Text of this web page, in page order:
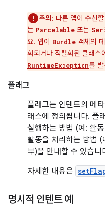
주의 : 다른 앱이 수신
는 Parcelable 또는
요. 앱이 Bundle 객체의
화되거나 직렬화된 클래스
RuntimeException를 발
플래그
플래그는 인텐트의 메
래스에 정의됩니다. 플
실행하는 방법 (예: 활
활동을 처리하는 방법 (
부)을 안내할 수 있습니
자세한 내용은
명시적 인텐트 예